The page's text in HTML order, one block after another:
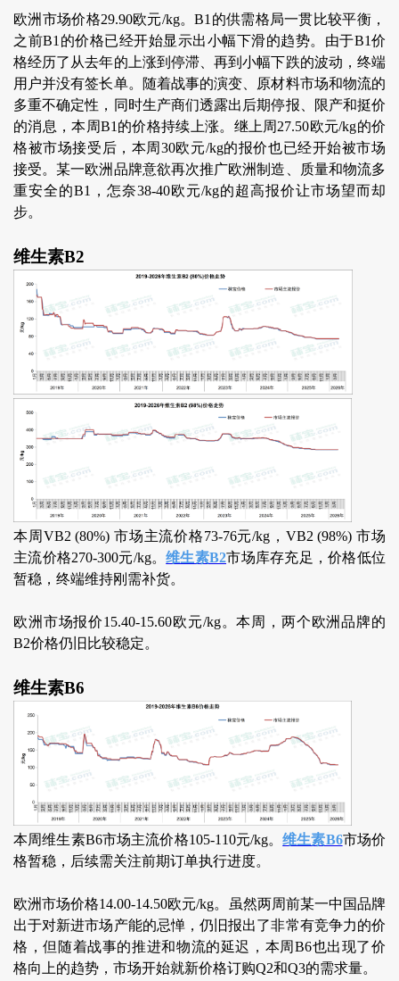
欧洲市场价格29.90欧元/kg。B1的供需格局一贯比较平衡，
之前B1的价格已经开始显示出小幅下滑的趋势。由于B1价
格经历了从去年的上涨到停滞、再到小幅下跌的波动，终端
用户并没有签长单。随着战事的演变、原材料市场和物流的
多重不确定性，同时生产商们透露出后期停报、限产和挺价
的消息，本周B1的价格持续上涨。继上周27.50欧元/kg的价
格被市场接受后，本周30欧元/kg的报价也已经开始被市场
接受。某一欧洲品牌意欲再次推广欧洲制造、质量和物流多
重安全的B1，怎奈38-40欧元/kg的超高报价让市场望而却
步。
维生素B2
本周VB2 (80%) 市场主流价格73-76元/kg，VB2 (98%) 市场
主流价格270-300元/kg。维生素B2市场库存充足，价格低位
暂稳，终端维持刚需补货。
欧洲市场报价15.40-15.60欧元/kg。本周，两个欧洲品牌的
B2价格仍旧比较稳定。
维生素B6
本周维生素B6市场主流价格105-110元/kg。维生素B6市场价
格暂稳，后续需关注前期订单执行进度。
欧洲市场价格14.00-14.50欧元/kg。虽然两周前某一中国品牌
出于对新进市场产能的忌惮，仍旧报出了非常有竞争力的价
格，但随着战事的推进和物流的延迟，本周B6也出现了价
格向上的趋势，市场开始就新价格订购Q2和Q3的需求量。